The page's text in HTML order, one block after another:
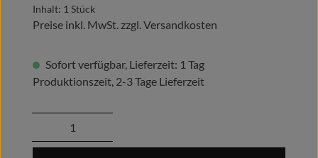
Inhalt: 1 Stück
Preise inkl. MwSt. zzgl. Versandkosten
Sofort verfügbar, Lieferzeit: 1 Tag
Produktionszeit, 2-3 Tage Lieferzeit
Produkt Anzahl: Gib den gewünschten